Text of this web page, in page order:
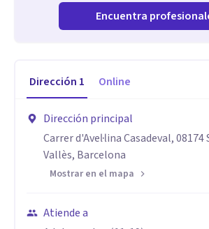
Encuentra
Dirección 1 Online
Dirección principal
Carrer d'Avel·lina Casadeval,
Vallès, Barcelona
Mostrar en el mapa
Atiende a